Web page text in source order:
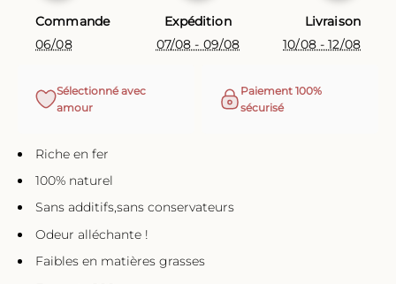
Commande
06/08
Expédition
07/08 - 09/08
Livraison
10/08 - 12/08
Sélectionné avec
amour
Paiement 100%
sécurisé
Riche en fer
100% naturel
Sans additifs,sans conservateurs
Odeur alléchante !
Faibles en matières grasses